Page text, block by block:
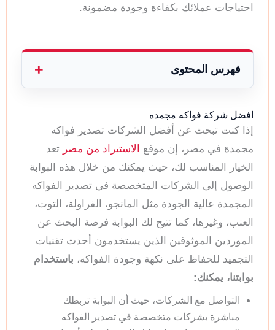
احتياجات عملائك بكفاءة وجودة مضمونة.
فهرس المحتوى
افضل شركة فواكه مجمده
إذا كنت تبحث عن أفضل الشركات تصدير فواكه
مجمدة في مصر، إن موقع
الاستيراد من مصر تعد
الخيار المناسب لك، حيث يمكنك من خلال هذه البوابة
الوصول إلى الشركات المتخصصة في تصدير الفواكه
المجمدة عالية الجودة مثل المانجو، الفراولة، التوت،
العنب، وغيرها، كما تتيح لك البوابة فرصة البحث عن
الموردين الموثوقين الذين يستخدمون أحدث تقنيات
التجميد للحفاظ على نكهة وجودة الفواكه، باستخدام
بوابتنا، يمكنك:
التواصل مع الشركات، حيث أن البوابة تربطك
مباشرة بشركات متخصصة في تصدير الفواكه